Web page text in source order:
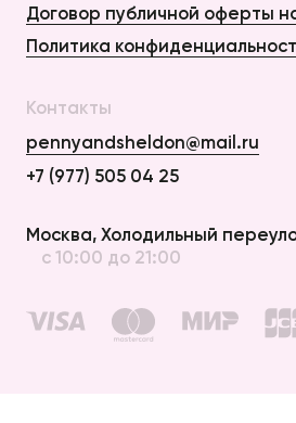
Договор публичной оферты
Политика
Контакты
pennyandsheldon@mail.ru
+7 (977) 505 04 25
Москва, Холодильный
с 10:00 до 21:00
Оплата и Доставка
Возврат
Договор публичной оферты на